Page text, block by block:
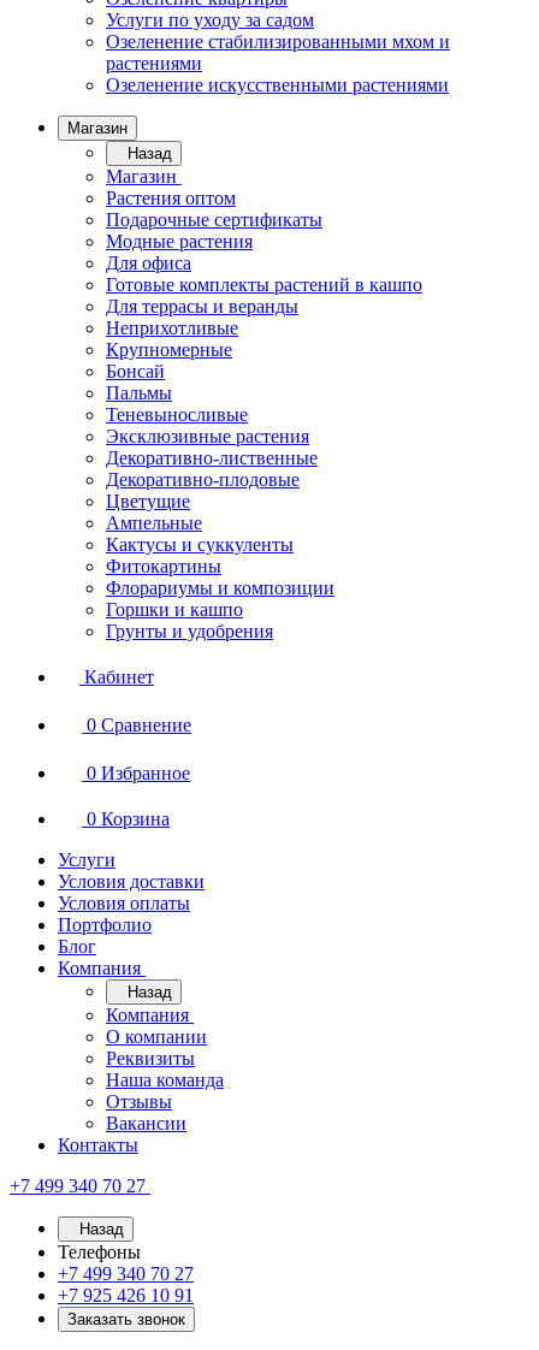
Услуги по уходу за садом
Озеленение стабилизированными мхом и
растениями
Озеленение искусственными растениями
Магазин
Назад
Магазин
Растения оптом
Подарочные сертификаты
Модные растения
Для офиса
Готовые комплекты растений в кашпо
Для террасы и веранды
Неприхотливые
Крупномерные
Бонсай
Пальмы
Теневыносливые
Эксклюзивные растения
Декоративно-лиственные
Декоративно-плодовые
Цветущие
Ампельные
Кактусы и суккуленты
Фитокартины
Флорариумы и композиции
Горшки и кашпо
Грунты и удобрения
Кабинет
0 Сравнение
0 Избранное
0 Корзина
Услуги
Условия доставки
Условия оплаты
Портфолио
Блог
Компания
Назад
Компания
О компании
Реквизиты
Наша команда
Отзывы
Вакансии
Контакты
+7 499 340 70 27
Назад
Телефоны
+7 499 340 70 27
+7 925 426 10 91
Заказать звонок